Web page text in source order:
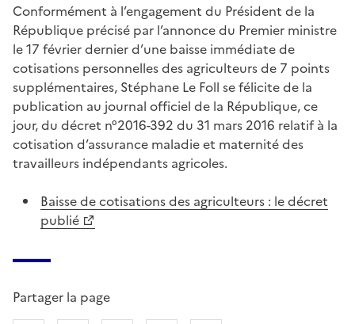
Conformément à l’engagement du Président de la
République précisé par l’annonce du Premier ministre
le 17 février dernier d’une baisse immédiate de
cotisations personnelles des agriculteurs de 7 points
supplémentaires, Stéphane Le Foll se félicite de la
publication au journal officiel de la République, ce
jour, du décret n°2016-392 du 31 mars 2016 relatif à la
cotisation d’assurance maladie et maternité des
travailleurs indépendants agricoles.
Baisse de cotisations des agriculteurs : le décret
publié
Partager la page